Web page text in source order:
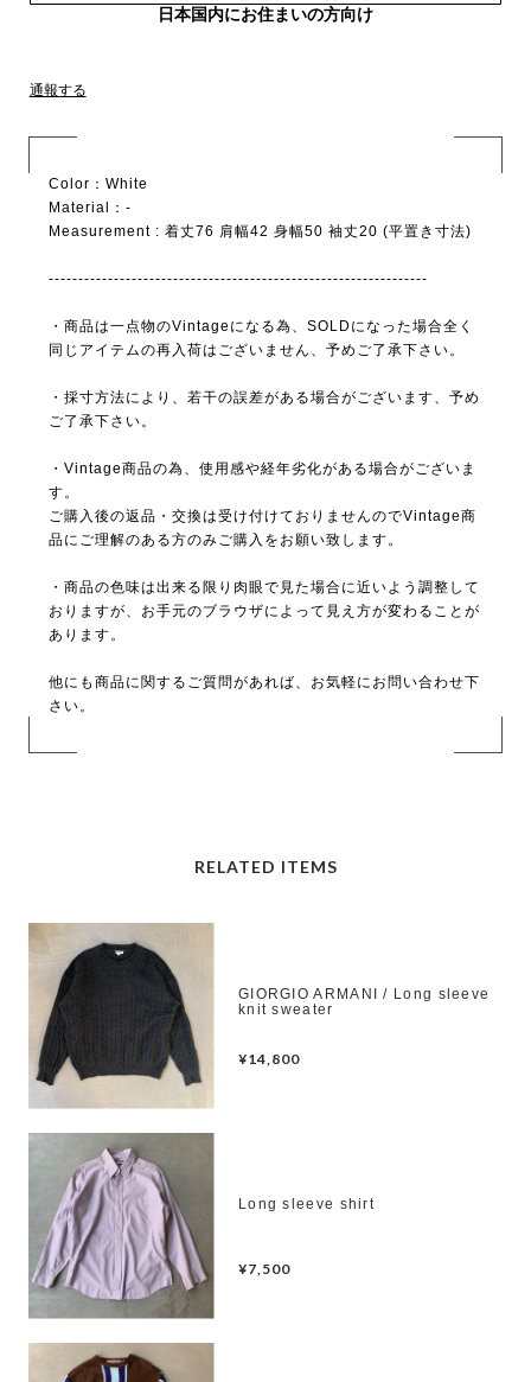
日本国内にお住まいの方向け
通報する
Color：White
Material：-
Measurement : 着丈76 肩幅42 身幅50 袖丈20 (平置き寸法)
----------------------------------------------------------------
・商品は一点物のVintageになる為、SOLDになった場合全く
同じアイテムの再入荷はございません、予めご了承下さい。
・採寸方法により、若干の誤差がある場合がございます、予め
ご了承下さい。
・Vintage商品の為、使用感や経年劣化がある場合がございま
す。
ご購入後の返品・交換は受け付けておりませんのでVintage商
品にご理解のある方のみご購入をお願い致します。
・商品の色味は出来る限り肉眼で見た場合に近いよう調整して
おりますが、お手元のブラウザによって見え方が変わることが
あります。
他にも商品に関するご質問があれば、お気軽にお問い合わせ下
さい。
RELATED ITEMS
GIORGIO ARMANI / Long sleeve
knit sweater
¥14,800
Long sleeve shirt
¥7,500